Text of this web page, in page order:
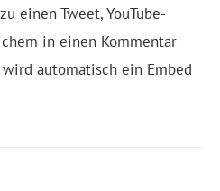
einen Tweet, YouTube-
in einen Kommentar
automatisch ein Embed